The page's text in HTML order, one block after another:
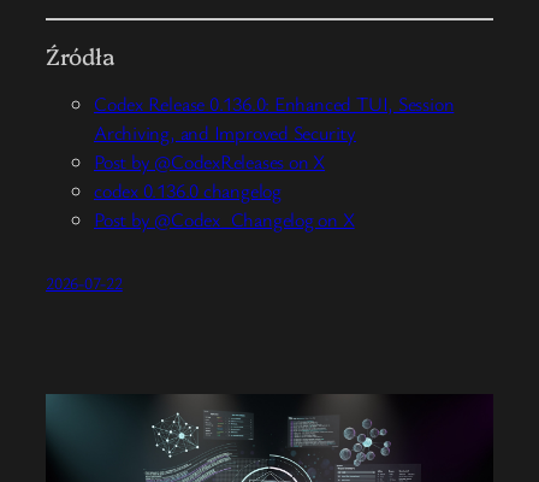
Źródła
Codex Release 0.136.0: Enhanced TUI, Session
Archiving, and Improved Security
Post by @CodexReleases on X
codex 0.136.0 changelog
Post by @Codex_Changelog on X
2026-07-22